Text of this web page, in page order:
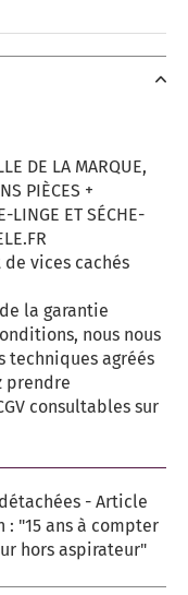
DE LA MARQUE,
PIÈCES +
LINGE ET SÉCHE-
vices cachés
la garantie
nous nous
techniques agréés
prendre
consultables sur
- Article
: "15 ans à compter
hors aspirateur"